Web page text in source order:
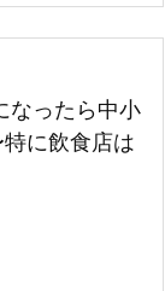
なったら中小
に飲食店は